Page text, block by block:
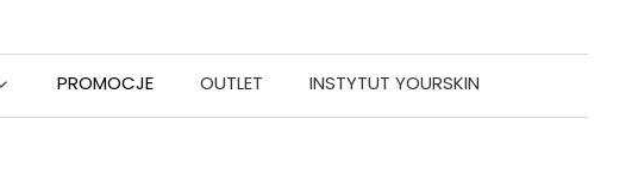
PROMOCJE OUTLET INSTYTUT YOURSKIN